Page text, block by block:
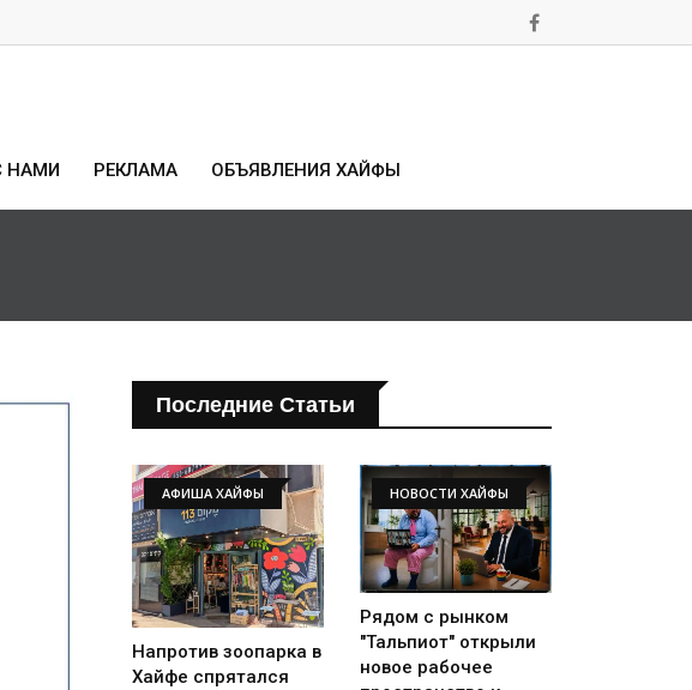
НАМИ РЕКЛАМА ОБЪЯВЛЕНИЯ ХАЙФЫ
Последние Статьи
АФИША ХАЙФЫ
Напротив зоопарка в
Хайфе спрятался
НОВОСТИ ХАЙФЫ
Рядом с рынком
"Тальпиот" открыли
новое рабочее